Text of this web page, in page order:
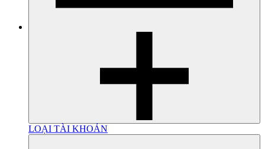
LOẠI TÀI KHOẢN